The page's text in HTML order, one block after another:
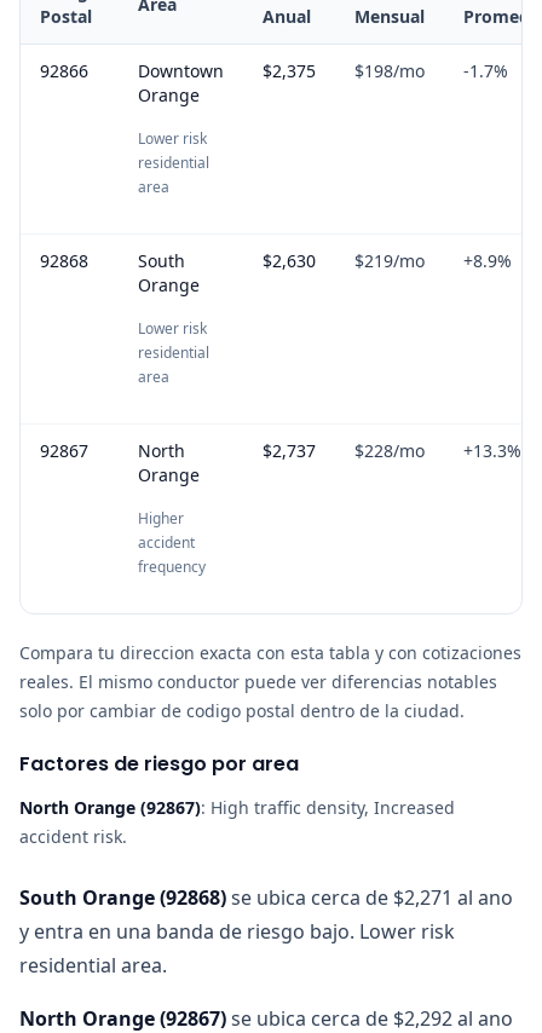
Postal
Anual
Mensual
92866
Downtown
Orange
Lower risk
residential
area
$2,375 $198/mo -1.7%
92868
South
Orange
Lower risk
residential
area
$2,630 $219/mo +8.9%
92867
North
Orange
Higher
accident
frequency
$2,737 $228/mo +13.3%
Compara tu direccion exacta con esta tabla y con cotizaciones
reales. El mismo conductor puede ver diferencias notables
solo por cambiar de codigo postal dentro de la ciudad.
Factores de riesgo por area
North Orange (92867): High traffic density, Increased
accident risk.
South Orange(92868)se ubica cerca de $2,271 al ano
y entra en una banda de riesgo bajo. Lower risk
residential area.
North Orange(92867)se ubica cerca de $2,292 al ano